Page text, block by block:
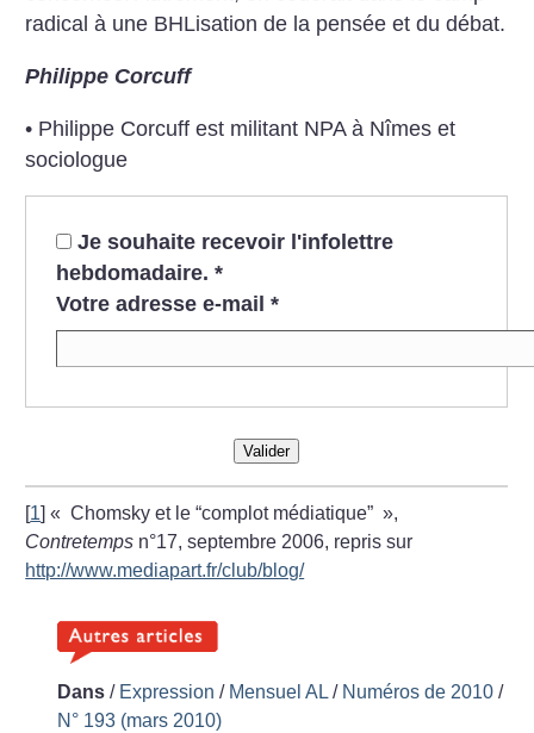
radical à une BHLisation de la pensée et du débat.
Philippe Corcuff
• Philippe Corcuff est militant NPA à Nîmes et
sociologue
Je souhaite recevoir l'infolettre
hebdomadaire. *
Votre adresse e-mail *
Valider
[1]« Chomsky et le “complot médiatique” »,
Contretemps n°17, septembre 2006, repris sur
http://www.mediapart.fr/club/blog/
Dans / Expression / Mensuel AL / Numéros de 2010 /
N° 193 (mars 2010)